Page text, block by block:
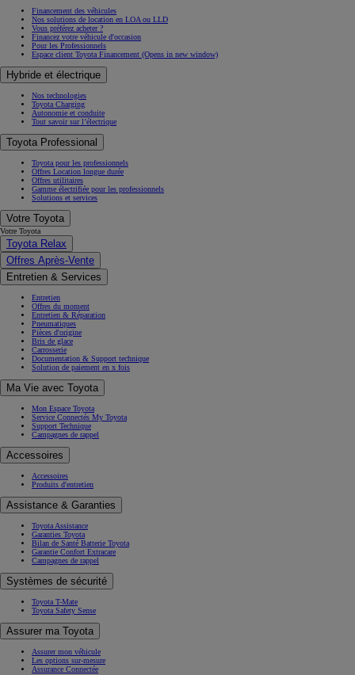
Financement des véhicules
Nos solutions de location en LOA ou LLD
Vous préférez acheter ?
Financez votre véhicule d'occasion
Pour les Professionnels
Espace client Toyota Financement (Opens in new window)
Hybride et électrique
Nos technologies
Toyota Charging
Autonomie et conduite
Tout savoir sur l’électrique
Toyota Professional
Toyota pour les professionnels
Offres Location longue durée
Offres utilitaires
Gamme électrifiée pour les professionnels
Solutions et services
Votre Toyota
Votre Toyota
Toyota Relax
Offres Après-Vente
Entretien & Services
Entretien
Offres du moment
Entretien & Réparation
Pneumatiques
Pièces d'origine
Bris de glace
Carrosserie
Documentation & Support technique
Solution de paiement en x fois
Ma Vie avec Toyota
Mon Espace Toyota
Service Connectés My Toyota
Support Technique
Campagnes de rappel
Accessoires
Accessoires
Produits d'entretien
Assistance & Garanties
Toyota Assistance
Garanties Toyota
Bilan de Santé Batterie Toyota
Garantie Confort Extracare
Campagnes de rappel
Systèmes de sécurité
Toyota T-Mate
Toyota Safety Sense
Assurer ma Toyota
Assurer mon véhicule
Les options sur-mesure
Assurance Connectée